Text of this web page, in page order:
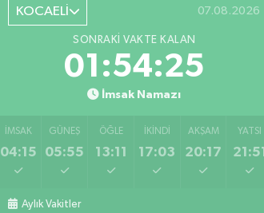
KOCAELİ 07.08.2026
SONRAKI VAKTE KALAN
01:54:24
İmsak Namazı
İMSAK
04:15
GÜNEŞ
05:55
ÖĞLE
13:11
İKINDI
17:03
AKŞAM
20:17
YATSI
21:51
Aylık Vakitler